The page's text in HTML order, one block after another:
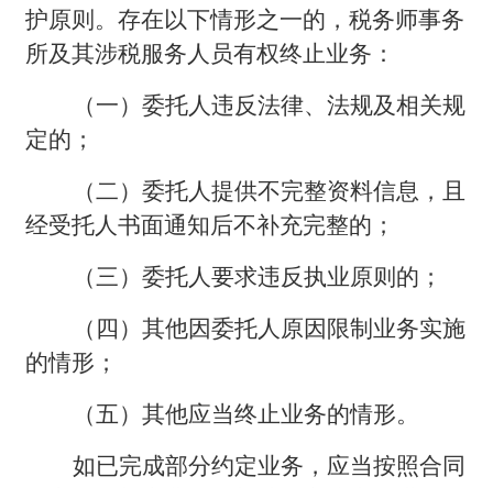
护原则。存在以下情形之一的，税务师事务
所及其涉税服务人员有权终止业务：
（一）委托人违反法律、法规及相关规
定的；
（二）委托人提供不完整资料信息，且
经受托人书面通知后不补充完整的；
（三）委托人要求违反执业原则的；
（四）其他因委托人原因限制业务实施
的情形；
（五）其他应当终止业务的情形。
如已完成部分约定业务，应当按照合同